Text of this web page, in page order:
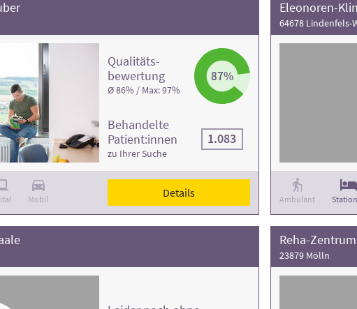
Mobil
Qualitäts­
bewertung
Ø 86% / Max: 97%
87%
Behandelte
Patient:innen
zu Ihrer Suche
1.083
Details
Eleonoren-
64678 Lindenfels-
Ambulant
Reha-
23879 Mölln